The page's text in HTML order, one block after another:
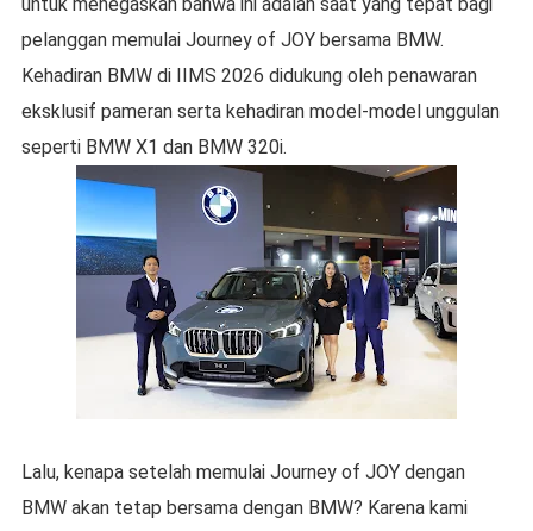
untuk menegaskan bahwa ini adalah saat yang tepat bagi
pelanggan memulai Journey of JOY bersama BMW.
Kehadiran BMW di IIMS 2026 didukung oleh penawaran
eksklusif pameran serta kehadiran model-model unggulan
seperti BMW X1 dan BMW 320i.
Lalu, kenapa setelah memulai Journey of JOY dengan
BMW akan tetap bersama dengan BMW? Karena kami